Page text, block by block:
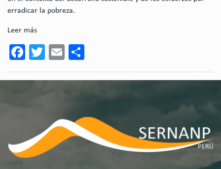
erradicar la pobreza.
Leer más
Facebook
TwitterEmail